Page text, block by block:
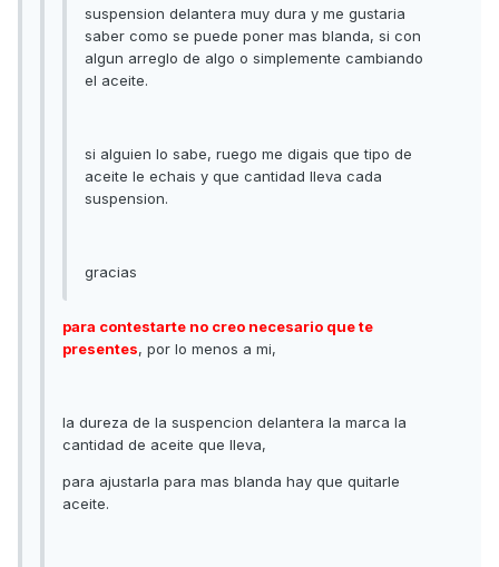
suspension delantera muy dura y me gustaria
saber como se puede poner mas blanda, si con
algun arreglo de algo o simplemente cambiando
el aceite.
si alguien lo sabe, ruego me digais que tipo de
aceite le echais y que cantidad lleva cada
suspension.
gracias
para contestarte no creo necesario que te
presentes, por lo menos a mi,
la dureza de la suspencion delantera la marca la
cantidad de aceite que lleva,
para ajustarla para mas blanda hay que quitarle
aceite.